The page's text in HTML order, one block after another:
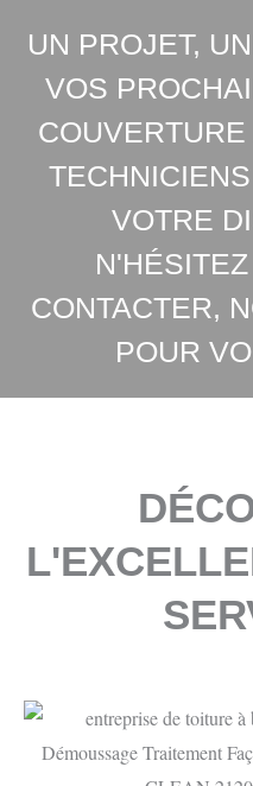
UN PROJET,
VOS
VOTRE
CONTACTER,
POUR